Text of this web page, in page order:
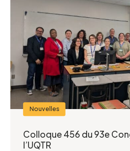
Nouvelles
Colloque 456 du 93e
l’UQTR
Prénom*
Courriel*